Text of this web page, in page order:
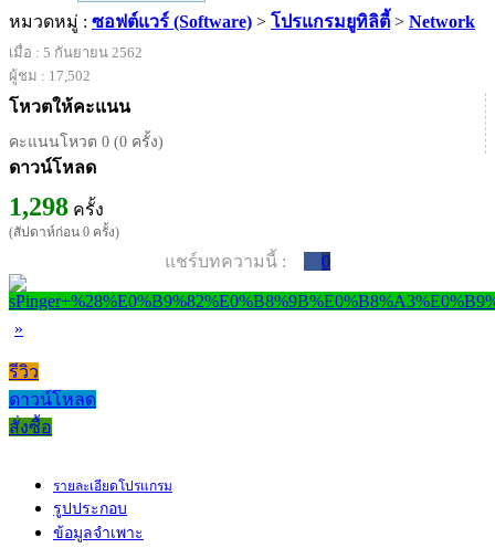
หมวดหมู่ : ซอฟต์แวร์ (Software) > โปรแกรมยูทิลิตี้ > Network
เมื่อ : 5 กันยายน 2562
ผู้ชม : 17,502
โหวตให้คะแนน
คะแนนโหวต 0 (0 ครั้ง)
ดาวน์โหลด
1,298 ครั้ง
(สัปดาห์ก่อน 0 ครั้ง)
แชร์บทความนี้ : 0
»
รีวิว
ดาวน์โหลด
สั่งซื้อ
รายละเอียดโปรแกรม
รูปประกอบ
ข้อมูลจำเพาะ